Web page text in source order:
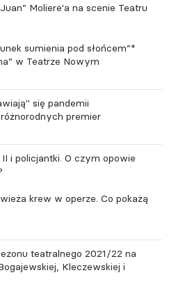
Moliere'a na scenie Teatru
sumienia pod słońcem”*
w Teatrze Nowym
się pandemii
premier
i policjantki. O czym opowie
krew w operze. Co pokażą
teatralnego 2021/22 na
Kleczewskiej i